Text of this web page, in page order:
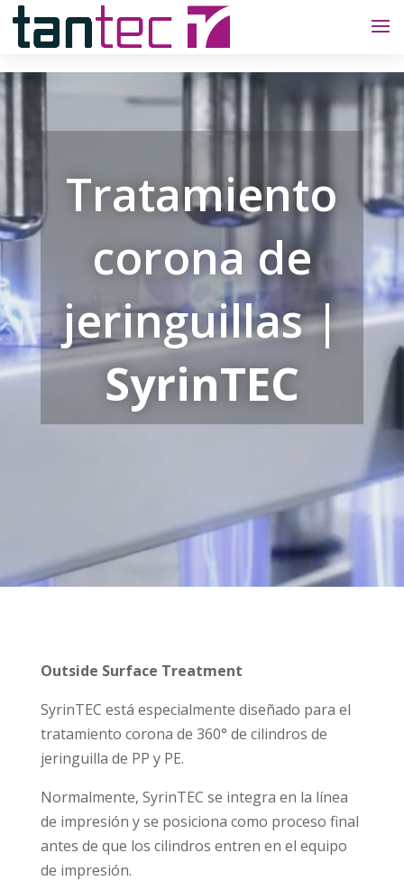
Tratamiento
corona de
jeringuillas |
SyrinTEC
Outside Surface Treatment
SyrinTEC está especialmente diseñado para el
tratamiento corona de 360° de cilindros de
jeringuilla de PP y PE.
Normalmente, SyrinTEC se integra en la línea
de impresión y se posiciona como proceso final
antes de que los cilindros entren en el equipo
de impresión.